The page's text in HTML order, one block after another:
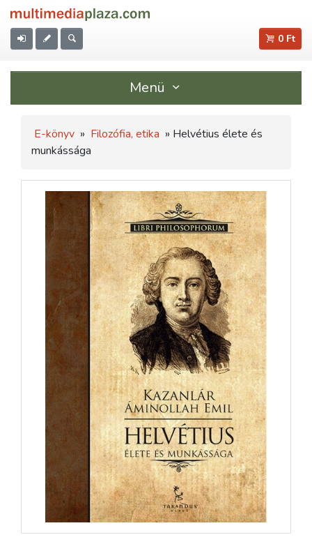
0 Ft
Menü
E-könyv » Filozófia, etika » Helvétius élete és
munkássága